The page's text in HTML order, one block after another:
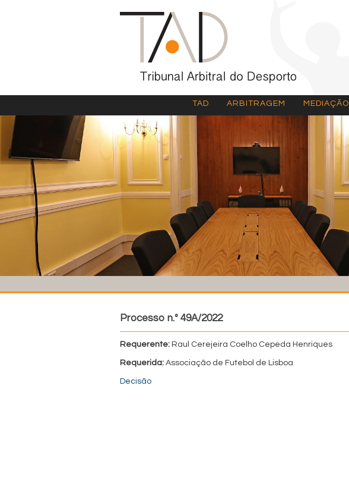
TAD ARBITRAGEM MEDIAÇÃO
Processo n.º 49A/2022
Requerente: Raul Cerejeira Coelho Cepeda Henriques
Requerida: Associação de Futebol de Lisboa
Decisão